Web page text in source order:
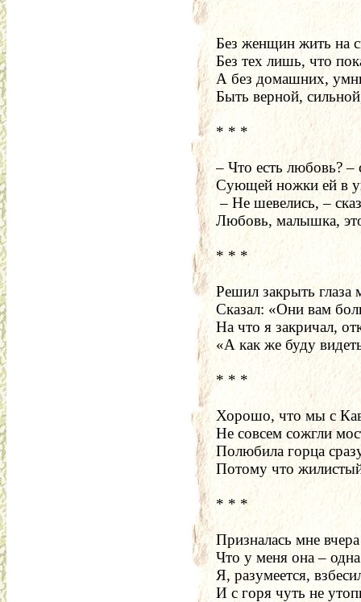
Без женщин жить на
Без тех лишь, что
А без домашних,
Быть верной,
* * *
– Что есть любовь?
Сующей ножки ей в
– Не шевелись, –
Любовь, малышка,
* * *
Решил закрыть глаза
Сказал: «Они вам
На что я закричал,
«А как же буду
* * *
Хорошо, что мы с
Не совсем сожгли
Полюбила горца
Потому что
* * *
Призналась мне
Что у меня она –
Я, разумеется,
И с горя чуть не